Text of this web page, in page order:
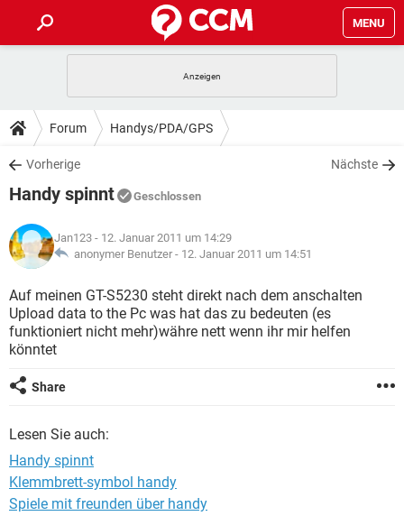
MENU
ANDROID IOS
WINDOWS 10
WHATSAPP
FACEBOOK
TIPPS & TRICKS
SPIELE STREAMING
WHATSAPP TIKTOK
FACEBOOK
DOWNLOADS
SPIELE
ANDROID
WINDOWS 10 INSTAGRAM
WHATSAPP TIKTOK
FACEBOOK HARDWARE
FORUM
SPIELE STREAMING
ANDROID
WINDOWS 10 INSTAGRAM
WHATSAPP TIKTOK
LEXIKON
SPIELE STREAMING
ANDROID IOS
WINDOWS 10
WHATSAPP
Forum Handys/PDA/GPS
Vorherige Nächste
Handy spinnt Geschlossen
Jan123 - 12. Januar 2011 um 14:29
anonymer Benutzer - 12. Januar 2011 um 14:51
Auf meinen GT-S5230 steht direkt nach dem anschalten
Upload data to the Pc was hat das zu bedeuten (es
funktioniert nicht mehr)währe nett wenn ihr mir helfen
könntet
Share
Lesen Sie auch:
Handy spinnt
Klemmbrett-symbol handy
Spiele mit freunden über handy